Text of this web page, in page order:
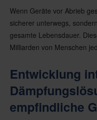
Wenn Geräte vor Abrieb
sicherer unterwegs,
gesamte Lebensdauer.
Milliarden von Menschen
Entwicklung
empfindliche